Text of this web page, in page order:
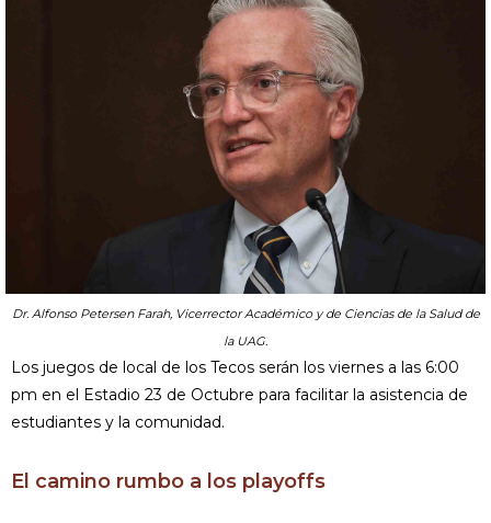
Dr. Alfonso Petersen Farah, Vicerrector Académico y de Ciencias de la Salud de
la UAG.
Los juegos de local de los Tecos serán los viernes a las 6:00
pm en el Estadio 23 de Octubre para facilitar la asistencia de
estudiantes y la comunidad.
El camino rumbo a los playoffs